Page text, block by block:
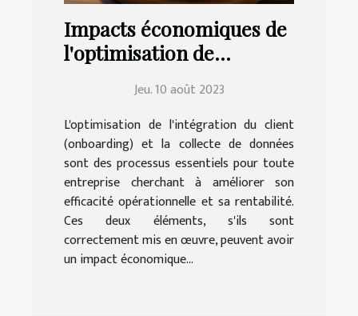
Impacts économiques de
l'optimisation de
la collecte de données
Jeu. 10 août 2023
L'optimisation de l'intégration du client
(onboarding) et la collecte de données
sont des processus essentiels pour toute
entreprise cherchant à améliorer son
efficacité opérationnelle et sa rentabilité.
Ces deux éléments, s'ils sont
correctement mis en œuvre, peuvent avoir
un impact économique...